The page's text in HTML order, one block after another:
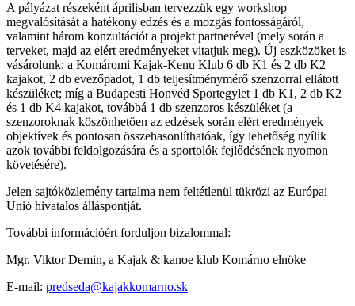
A pályázat részeként áprilisban tervezzük egy workshop
megvalósítását a hatékony edzés és a mozgás fontosságáról,
valamint három konzultációt a projekt partnerével (mely során a
terveket, majd az elért eredményeket vitatjuk meg). Új eszközöket is
vásárolunk: a Komáromi Kajak-Kenu Klub 6 db K1 és 2 db K2
kajakot, 2 db evezőpadot, 1 db teljesítménymérő szenzorral ellátott
készüléket; míg a Budapesti Honvéd Sportegylet 1 db K1, 2 db K2
és 1 db K4 kajakot, továbbá 1 db szenzoros készüléket (a
szenzoroknak köszönhetően az edzések során elért eredmények
objektívek és pontosan összehasonlíthatóak, így lehetőség nyílik
azok további feldolgozására és a sportolók fejlődésének nyomon
követésére).
Jelen sajtóközlemény tartalma nem feltétlenül tükrözi az Európai
Unió hivatalos álláspontját.
További információért forduljon bizalommal:
Mgr. Viktor Demin, a Kajak & kanoe klub Komárno elnöke
E-mail: predseda@kajakkomarno.sk